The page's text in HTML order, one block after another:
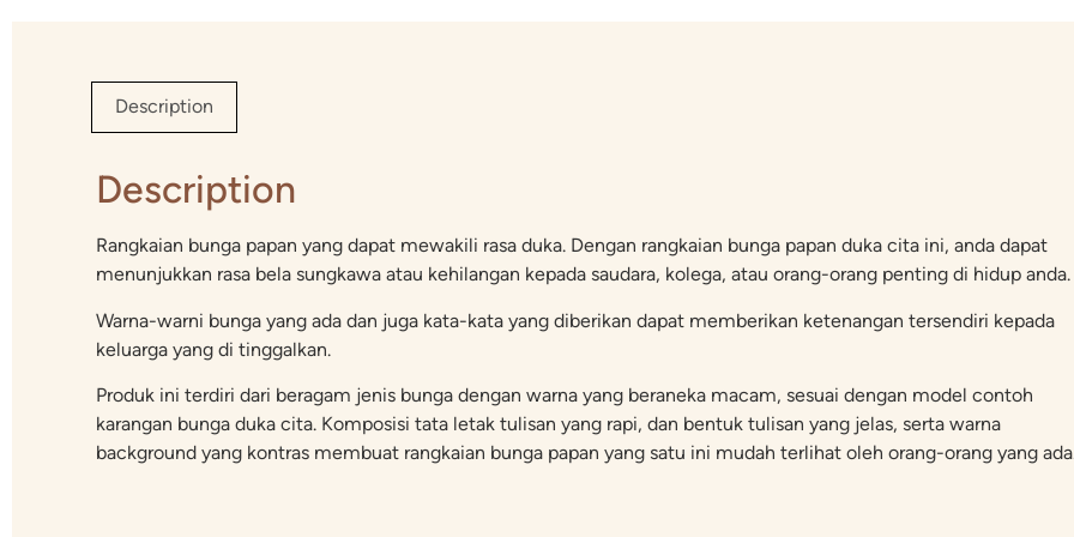
Description
Description
Rangkaian bunga papan yang dapat mewakili rasa duka. Dengan rangkaian bunga papan duka cita ini, anda dapat
menunjukkan rasa bela sungkawa atau kehilangan kepada saudara, kolega, atau orang-orang penting di hidup anda.
Warna-warni bunga yang ada dan juga kata-kata yang diberikan dapat memberikan ketenangan tersendiri kepada
keluarga yang di tinggalkan.
Produk ini terdiri dari beragam jenis bunga dengan warna yang beraneka macam, sesuai dengan model contoh
karangan bunga duka cita. Komposisi tata letak tulisan yang rapi, dan bentuk tulisan yang jelas, serta warna
background yang kontras membuat rangkaian bunga papan yang satu ini mudah terlihat oleh orang-orang yang